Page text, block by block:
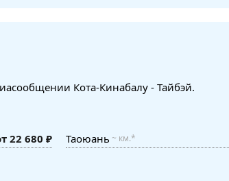
Кота-Кинабалу - Тайбэй.
22 680 ₽ Таоюань ~ км.*